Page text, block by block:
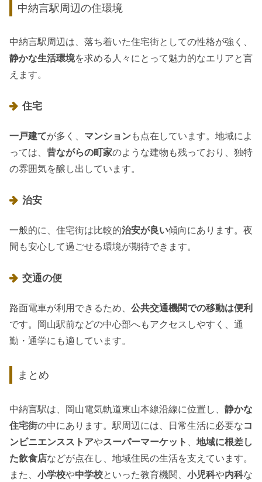
中納言駅周辺の住環境
中納言駅周辺は、落ち着いた住宅街としての性格が強く、
静かな生活環境を求める人々にとって魅力的なエリアと言
えます。
住宅
一戸建てが多く、 マンションも点在しています。地域によ
っては、 昔ながらの町家のような建物も残っており、独特
の雰囲気を醸し出しています。
治安
一般的に、住宅街は比較的治安が良い傾向にあります。夜
間も安心して過ごせる環境が期待できます。
交通の便
路面電車が利用できるため、 公共交通機関での移動は便利
です。岡山駅前などの中心部へもアクセスしやすく、通
勤・通学にも適しています。
まとめ
中納言駅は、岡山電気軌道東山本線沿線に位置し、 静かな
住宅街の中にあります。駅周辺には、日常生活に必要なコ
ンビニエンスストアやスーパーマーケット
地域に根差し
た飲食店などが点在し、地域住民の生活を支えています。
また、 小学校や中学校といった教育機関、 小児科や内科な